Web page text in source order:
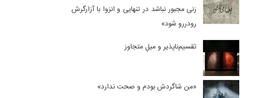
زنی مجبور نباشد در تنهایی و انزوا با آزارگرش
رودررو شود»
تقسیم‌ناپذیر و میلِ متجاوز
«من شاگردش بودم و صحت ندارد»